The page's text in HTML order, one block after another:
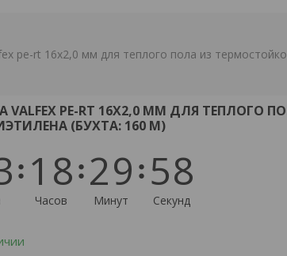
pe-rt 16x2,0 мм для теплого пола из
VALFEX PE-RT 16X2,0 ММ ДЛЯ ТЕПЛОГО
(БУХТА: 160 М)
1 8
Часов
29
Минут
57
Секунд